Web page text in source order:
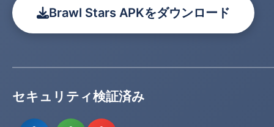
Brawl Stars APKをダウンロード
セキュリティ検証済み